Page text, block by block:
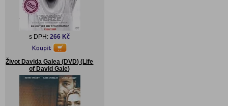
s DPH: 266 Kč
Život Davida Galea (DVD) (Life
of David Gale)